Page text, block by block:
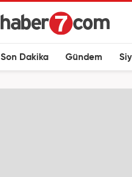
Son Dakika Gündem